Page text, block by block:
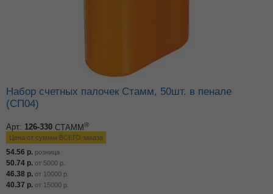
Набор счетных палочек Стамм, 50шт. в пенале
(СП04)
Арт: 126-330 СТАММ®
Цена от суммы ВСЕГО заказа
54.56 р. розница
50.74 р. от 5000 р.
46.38 р. от 10000 р.
40.37 р. от 15000 р.